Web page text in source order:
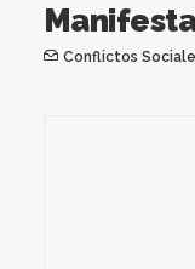
Conflictos